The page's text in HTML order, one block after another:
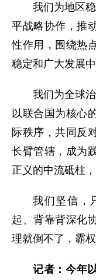
我们为地区
平战略协作，推
性作用，围绕热
稳定和广大发展
我们为全球
以联合国为核心
际秩序，共同反
长臂管辖，成为
正义的中流砥柱
我们坚信，
起、背靠背深化
理就倒不了，霸
记者：今年